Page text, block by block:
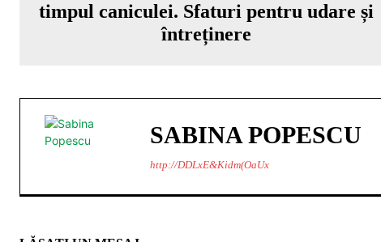
timpul caniculei. Sfaturi pentru udare și
întreținere
SABINA POPESCU
http://DDLxE&Kidm(OaUx